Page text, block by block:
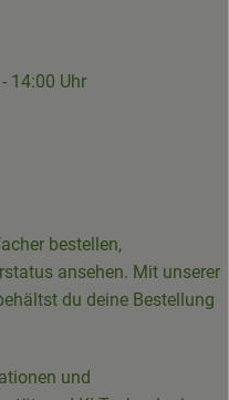
14:00 Uhr
bestellen,
ansehen. Mit unserer
du deine Bestellung
und